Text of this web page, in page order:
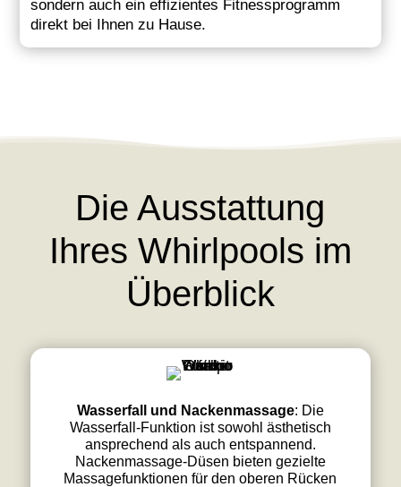
sondern auch ein effizientes Fitnessprogramm
direkt bei Ihnen zu Hause.
Die Ausstattung
Ihres Whirlpools im
Überblick
Wasserfall und Nackenmassage: Die
Wasserfall-Funktion ist sowohl ästhetisch
ansprechend als auch entspannend.
Nackenmassage-Düsen bieten gezielte
Massagefunktionen für den oberen Rücken